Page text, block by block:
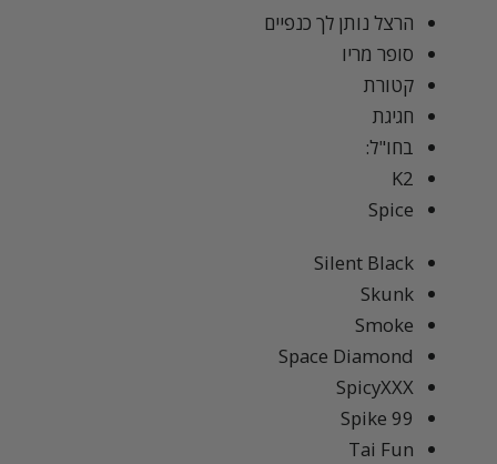
הרצל נותן לך כנפיים
סופר מריו
קטורת
חגיגת
בחו"ל:
K2
Spice
Silent Black
Skunk
Smoke
Space Diamond
SpicyXXX
Spike 99
Tai Fun